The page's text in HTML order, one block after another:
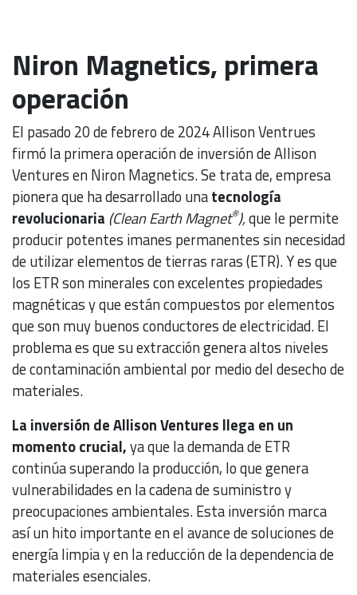
Niron Magnetics, primera
operación
El pasado 20 de febrero de 2024 Allison Ventrues
firmó la primera operación de inversión de Allison
Ventures en Niron Magnetics. Se trata de, empresa
pionera que ha desarrollado unatecnología
revolucionaria (Clean Earth Magnet®),que le permite
producir potentes imanes permanentes sin necesidad
de utilizar elementos de tierras raras (ETR). Y es que
los ETR son minerales con excelentes propiedades
magnéticas y que están compuestos por elementos
que son muy buenos conductores de electricidad. El
problema es que su extracción genera altos niveles
de contaminación ambiental por medio del desecho de
materiales.
La inversión de Allison Ventures llega en un
momento crucial,ya que la demanda de ETR
continúa superando la producción, lo que genera
vulnerabilidades en la cadena de suministro y
preocupaciones ambientales. Esta inversión marca
así un hito importante en el avance de soluciones de
energía limpia y en la reducción de la dependencia de
materiales esenciales.